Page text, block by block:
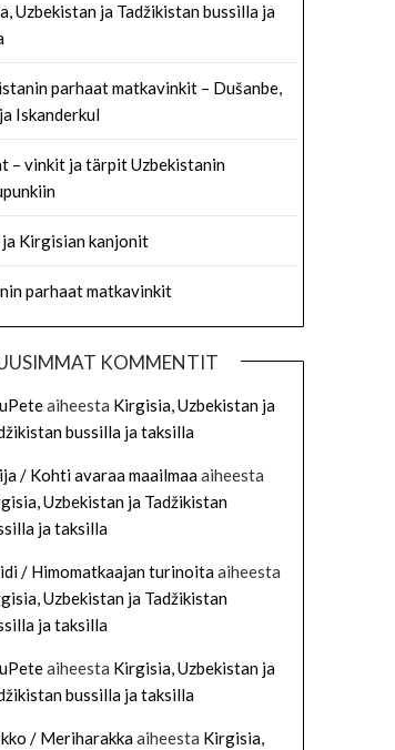
Uzbekistan ja Tadžikistan bussilla ja
parhaat matkavinkit – Dušanbe,
Iskanderkul
– vinkit ja tärpit Uzbekistanin
ja Kirgisian kanjonit
parhaat matkavinkit
KOMMENTIT
aiheesta Kirgisia, Uzbekistan ja
bussilla ja taksilla
/ Kohti avaraa maailmaaaiheesta
Uzbekistan ja Tadžikistan
ja taksilla
/ Himomatkaajan turinoitaaiheesta
Uzbekistan ja Tadžikistan
ja taksilla
aiheesta Kirgisia, Uzbekistan ja
bussilla ja taksilla
/ Meriharakkaaiheesta Kirgisia,